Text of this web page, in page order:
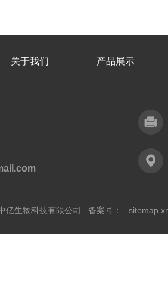
关于我们 产品展示
亿生物科技有限公司 备案号：